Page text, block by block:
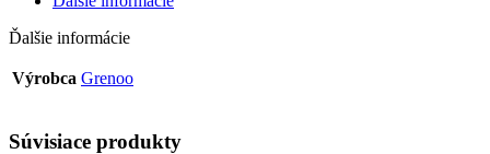
Ďalšie informácie
Výrobca Grenoo
Súvisiace produkty